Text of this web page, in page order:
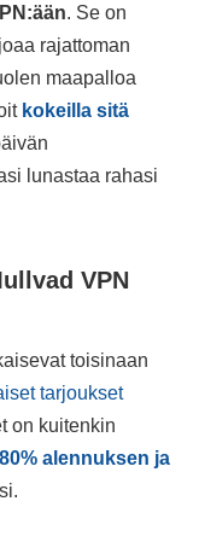
. Se on
rajattoman
maapalloa
kokeilla sitä
lunastaa rahasi
VPN
toisinaan
tarjoukset
on kuitenkin
80% alennuksen ja